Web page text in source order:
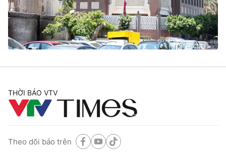
Thị trường 24h Tấm lòng Việt
VTV4 Vươn mình bằng AI
Liên hệ tòa soạn English
THỜI BÁO VTV
Theo dõi báo trên